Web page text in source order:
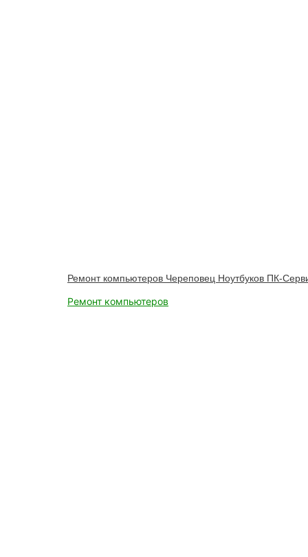
Ремонт компьютеров Череповец Ноутбуков ПК-
Ремонт компьютеров